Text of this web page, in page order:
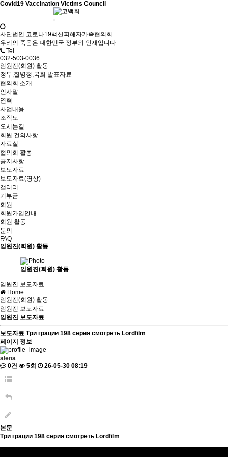
Covid19 Vaccination Victims Council
사단법인 코로나19백신피해자가족협의회
우리의 죽음은 대한민국 정부의 인재입니다
Tel
032-503-0036
임원진(회원) 활동
정부,질병청,국회 발표자료
협의회 소개
인사말
연혁
사업내용
조직도
오시는길
회원 건의사항
자료실
협의회 활동
공지사항
보도자료
보도자료(영상)
갤러리
기부금
회원
회원가입안내
회원 활동
문의
FAQ
임원진(회원) 활동
임원진(회원) 활동
임원진 보도자료
Home
임원진(회원) 활동
임원진 보도자료
임원진 보도자료
보도자료 Три грации 198 серия смотреть Lordfilm
페이지 정보
alena
0건
5회 26-05-30 08:19
본문
Три грации 198 серия смотреть Lordfilm